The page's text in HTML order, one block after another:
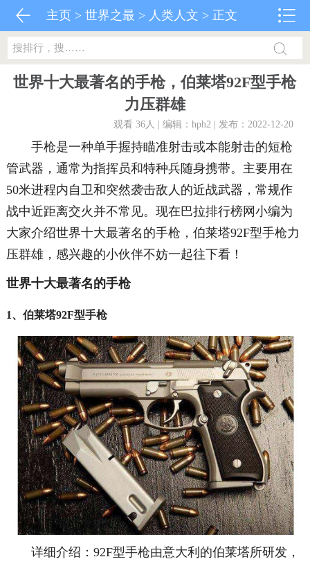
主页 >世界之最 > 人类人文 > 正文
世界十大最著名的手枪，伯莱塔92F型手枪
力压群雄
观看 36人 | 编辑：hph2 | 发布：2022-12-20
手枪是一种单手握持瞄准射击或本能射击的短枪
管武器，通常为指挥员和特种兵随身携带。主要用在
50米进程内自卫和突然袭击敌人的近战武器，常规作
战中近距离交火并不常见。现在巴拉排行榜网小编为
大家介绍世界十大最著名的手枪，伯莱塔92F型手枪力
压群雄，感兴趣的小伙伴不妨一起往下看！
世界十大最著名的手枪
1、伯莱塔92F型手枪
详细介绍：92F型手枪由意大利的伯莱塔所研发，